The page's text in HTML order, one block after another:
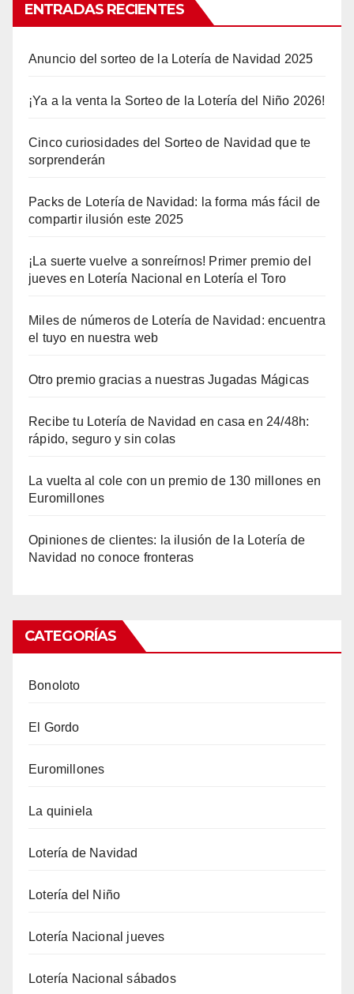
ENTRADAS RECIENTES
Anuncio del sorteo de la Lotería de Navidad 2025
¡Ya a la venta la Sorteo de la Lotería del Niño 2026!
Cinco curiosidades del Sorteo de Navidad que te
sorprenderán
Packs de Lotería de Navidad: la forma más fácil de
compartir ilusión este 2025
¡La suerte vuelve a sonreírnos! Primer premio del
jueves en Lotería Nacional en Lotería el Toro
Miles de números de Lotería de Navidad: encuentra
el tuyo en nuestra web
Otro premio gracias a nuestras Jugadas Mágicas
Recibe tu Lotería de Navidad en casa en 24/48h:
rápido, seguro y sin colas
La vuelta al cole con un premio de 130 millones en
Euromillones
Opiniones de clientes: la ilusión de la Lotería de
Navidad no conoce fronteras
CATEGORÍAS
Bonoloto
El Gordo
Euromillones
La quiniela
Lotería de Navidad
Lotería del Niño
Lotería Nacional jueves
Lotería Nacional sábados